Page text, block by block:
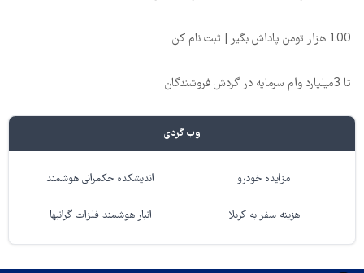
100 هزار تومن پاداش بگیر | ثبت نام کن
تا 3میلیارد وام سرمایه در گردش فروشندگان
وب گردی
مزایده خودرو اندیشکده حکمرانی هوشمند
هزینه سفر به کربلا انبار هوشمند فلزات گرانبها